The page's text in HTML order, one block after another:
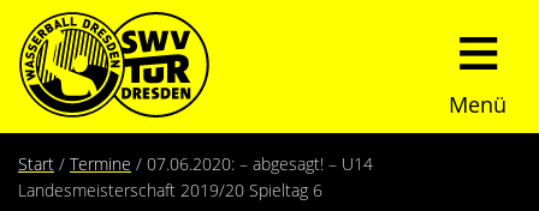
Menü
Start
Start Termine
07.06.2020: – abgesagt! – U14
Landesmeisterschaft 2019/20 Spieltag 6